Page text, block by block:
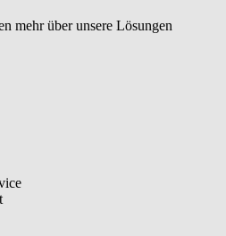
mehr über unsere Lösungen